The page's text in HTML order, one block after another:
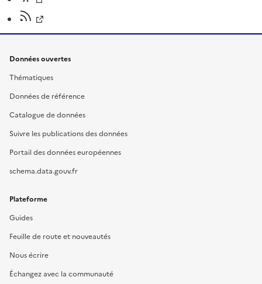
Données ouvertes
Thématiques
Données de référence
Catalogue de données
Suivre les publications des données
Portail des données européennes
schema.data.gouv.fr
Plateforme
Guides
Feuille de route et nouveautés
Nous écrire
Échangez avec la communauté